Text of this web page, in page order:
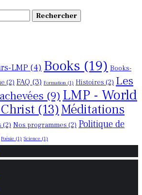
LMP (4) Books (19) Books-
(2) FAQ (3) Formation (1) Histoires (2) Les
(9) LMP - World
Christ (13) Méditations
(2) Nos programmes (2) Politique de
Poésie (1) Science (1)